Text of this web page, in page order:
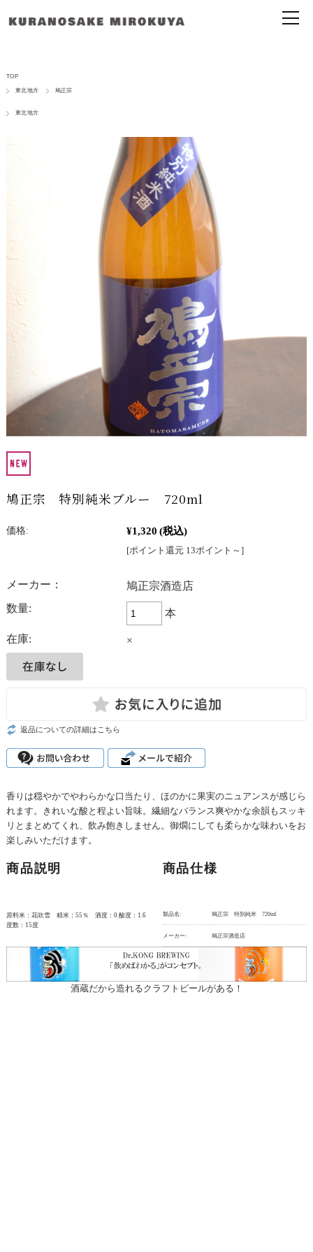
TOP
東北地方 鳩正宗
東北地方
鳩正宗 特別純米ブルー 720ml
価格: ¥1,320 (税込)
[ポイント還元 13ポイント～]
メーカー：
鳩正宗酒造店
数量:
本
在庫: ×
返品についての詳細はこちら
香りは穏やかでやわらかな口当たり、ほのかに果実のニュアンスが感じら
れます。きれいな酸と程よい旨味。繊細なバランス爽やかな余韻もスッキ
リとまとめてくれ、飲み飽きしません。御燗にしても柔らかな味わいをお
楽しみいただけます。
商品説明
原料米：花吹雪 精米：55％ 酒度：0 酸度：1.6
度数：15度
商品仕様
製品名: 鳩正宗 特別純米 720ml
メーカー: 鳩正宗酒造店
酒蔵だから造れるクラフトビールがある！